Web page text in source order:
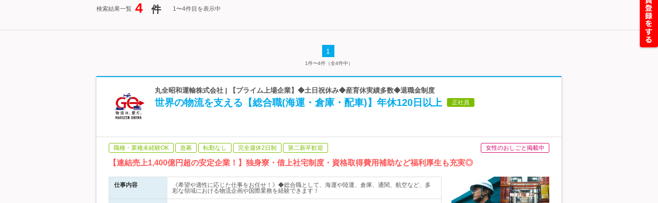
検索結果一覧 4 件 1〜4件目を表示中
1
1件〜4件（全4件中）
丸全昭和運輸株式会社 | 【プライム上場企業】◆土日祝休み◆産育休実績多数◆退職金制度
世界の物流を支える【総合職(海運・倉庫・配車)】年休120日以上 正社員
職種・業種未経験OK 急募 転勤なし 完全週休2日制 第二新卒歓迎 女性のおしごと掲載中
【連結売上1,400億円超の安定企業！】独身寮・借上社宅制度・資格取得費用補助など福利厚生も充実◎
仕事内容
《希望や適性に応じた仕事をお任せ！》◆総合職として、海運や陸運、倉庫、通関、航空など、多
彩な領域における物流企画や国際業務を経験できます！